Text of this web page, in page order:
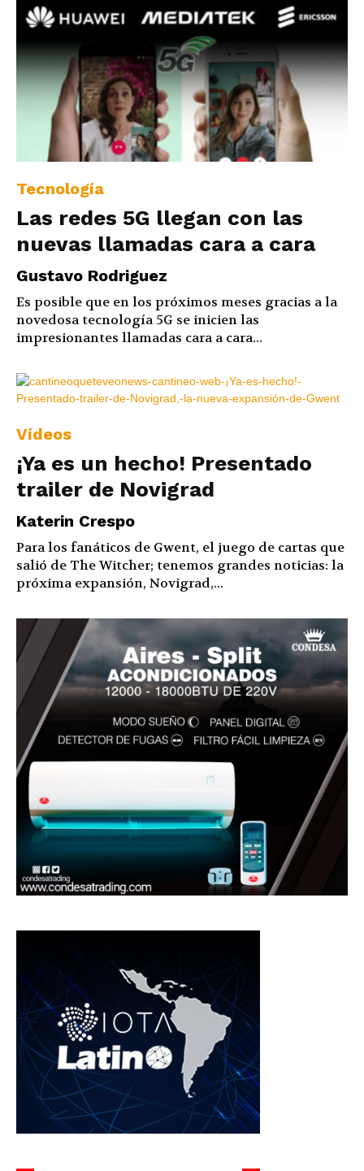
Tecnología
Las redes 5G llegan con las
nuevas llamadas cara a cara
Gustavo Rodriguez
Es posible que en los próximos meses gracias a la
novedosa tecnología 5G se inicien las
impresionantes llamadas cara a cara...
Vídeos
¡Ya es un hecho! Presentado
trailer de Novigrad
Katerin Crespo
Para los fanáticos de Gwent, el juego de cartas que
salió de The Witcher; tenemos grandes noticias: la
próxima expansión, Novigrad,...